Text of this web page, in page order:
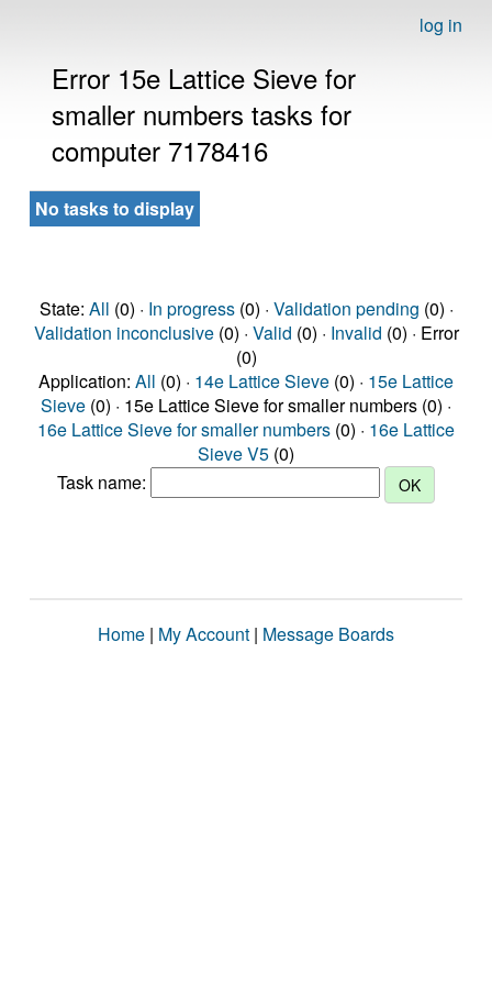
log in
Error 15e Lattice Sieve for
smaller numbers tasks for
computer 7178416
No tasks to display
State: All (0) · In progress(0) · Validation pending (0) ·
Validation inconclusive(0) · Valid (0) · Invalid (0) · Error
(0)
Application: All (0) · 14e Lattice Sieve (0) · 15e Lattice
Sieve (0) · 15e Lattice Sieve for smaller numbers (0) ·
16e Lattice Sieve for smaller numbers (0) · 16e Lattice
Sieve V5 (0)
Task name:
Home | My Account | Message Boards